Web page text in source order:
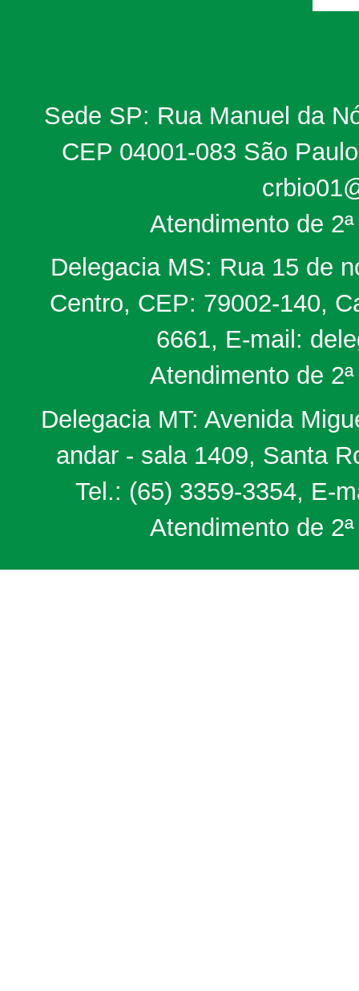
Sede SP: Rua Manuel da
CEP 04001-083 São
Atendimento de
Delegacia MS: Rua 15 de
Centro, CEP: 79002-140,
6661, E-mail:
Atendimento de
Delegacia MT: Avenida
andar - sala 1409, Santa
Tel.: (65) 3359-3354, E-
Atendimento de